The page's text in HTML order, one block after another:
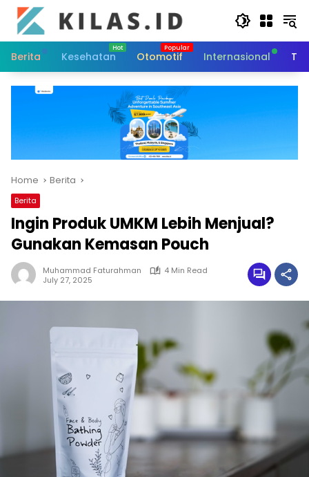
Skip
content
Berita
Kesehatan Otomotif Internasional
Home Berita
Berita
Ingin Produk UMKM Lebih Menjual?
Gunakan Kemasan Pouch
Muhammad Faturahman
4 Min Read
July 27, 2025